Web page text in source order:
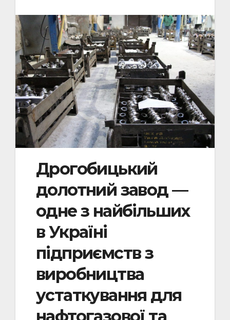
Дрогобицький
долотний завод —
одне з найбільших
в Україні
підприємств з
виробництва
устаткування для